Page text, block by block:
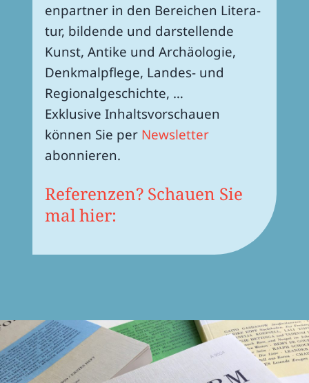
en­part­ner in den Berei­chen Lite­ra­
tur, bildende und darstel­lende
Kunst, Antike und Archäo­lo­gie,
Denk­mal­pflege, Landes- und
Regio­nal­ge­schichte, …
Exklu­sive Inhalts­vor­schauen
können Sie per News­let­ter
abonnieren.
Refe­ren­zen? Schauen Sie
mal hier: